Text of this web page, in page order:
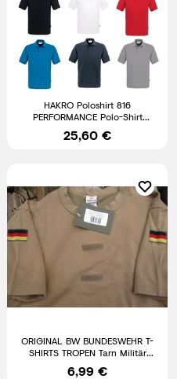
HAKRO Poloshirt 816
PERFORMANCE Polo-Shirt
Polohemd Herren Gr. S - 3XL
Shirt
25,60 €
ORIGINAL BW BUNDESWEHR T-
SHIRTS TROPEN Tarn Militär
Survival Outdoor Angel Jagd
6,99 €